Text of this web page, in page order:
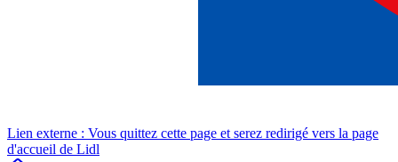
Lien externe : Vous quittez cette page et serez redirigé vers la page
d'accueil de Lidl